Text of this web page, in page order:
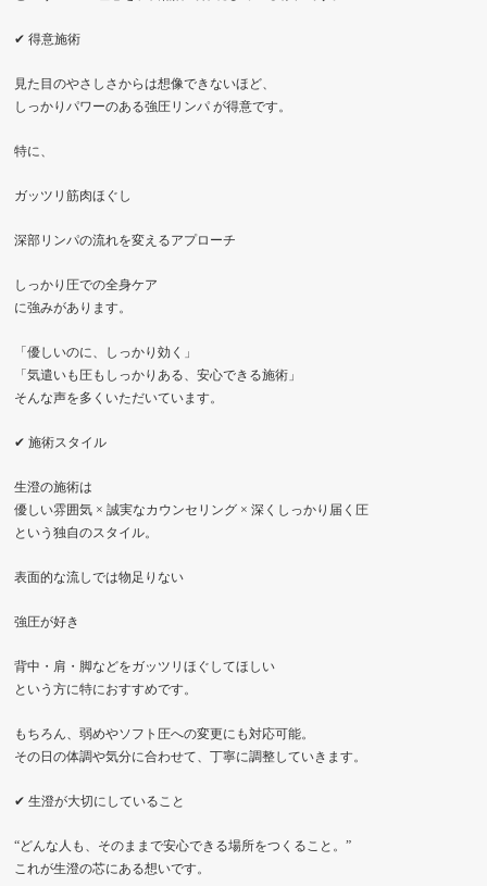
✔ 得意施術
見た目のやさしさからは想像できないほど、
しっかりパワーのある強圧リンパ が得意です。
特に、
ガッツリ筋肉ほぐし
深部リンパの流れを変えるアプローチ
しっかり圧での全身ケア
に強みがあります。
「優しいのに、しっかり効く」
「気遣いも圧もしっかりある、安心できる施術」
そんな声を多くいただいています。
✔ 施術スタイル
生澄の施術は
優しい雰囲気 × 誠実なカウンセリング × 深くしっかり届く圧
という独自のスタイル。
表面的な流しでは物足りない
強圧が好き
背中・肩・脚などをガッツリほぐしてほしい
という方に特におすすめです。
もちろん、弱めやソフト圧への変更にも対応可能。
その日の体調や気分に合わせて、丁寧に調整していきます。
✔ 生澄が大切にしていること
“どんな人も、そのままで安心できる場所をつくること。”
これが生澄の芯にある想いです。